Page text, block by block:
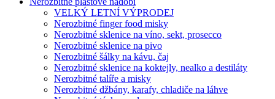
VELKÝ LETNÍ VÝPRODEJ
Nerozbitné finger food misky
Nerozbitné sklenice na víno, sekt, prosecco
Nerozbitné sklenice na pivo
Nerozbitné šálky na kávu, čaj
Nerozbitné sklenice na koktejly, nealko a destiláty
Nerozbitné talíře a misky
Nerozbitné džbány, karafy, chladiče na láhve